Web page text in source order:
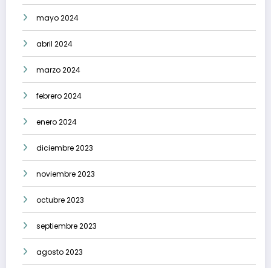
mayo 2024
abril 2024
marzo 2024
febrero 2024
enero 2024
diciembre 2023
noviembre 2023
octubre 2023
septiembre 2023
agosto 2023